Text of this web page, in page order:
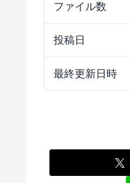
ファイル数
投稿日
最終更新日時